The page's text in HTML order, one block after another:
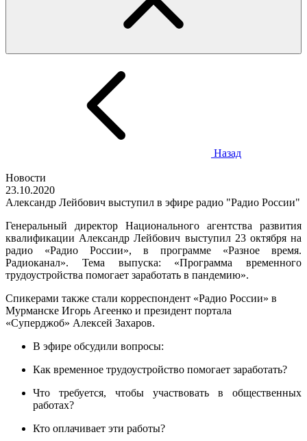
Назад
Новости
23.10.2020
Александр Лейбович выступил в эфире радио "Радио России"
Генеральный директор Национального агентства развития
квалификации Александр Лейбович выступил 23 октября на
радио «Радио России», в программе «Разное время.
Радиоканал». Тема выпуска: «Программа временного
трудоустройства помогает заработать в пандемию».
Спикерами также стали корреспондент «Радио России» в
Мурманске Игорь Агеенко и президент портала
«Суперджоб» Алексей Захаров.
В эфире обсудили вопросы:
Как временное трудоустройство помогает заработать?
Что требуется, чтобы участвовать в общественных
работах?
Кто оплачивает эти работы?